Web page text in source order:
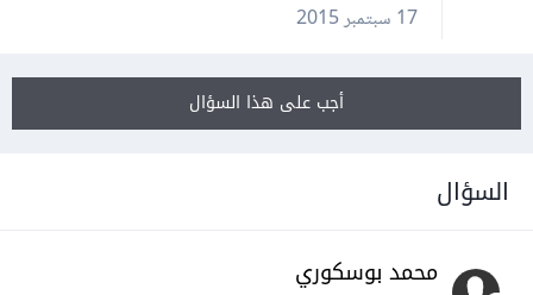
17 سبتمبر 2015
أجب على هذا السؤال
السؤال
محمد بوسكوري